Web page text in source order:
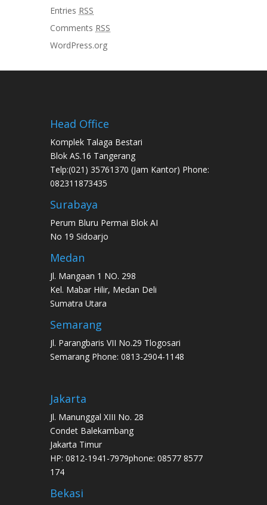
Entries RSS
Comments RSS
WordPress.org
Head Office
Komplek Talaga Bestari
Blok AS.16 Tangerang
Telp:(021) 35761370 (Jam Kantor) Phone:
082311873435
Surabaya
Perum Bluru Permai Blok AI
No 19 Sidoarjo
Medan
Jl. Mangaan 1 NO. 298
Kel. Mabar Hilir, Medan Deli
Sumatra Utara
Semarang
Jl. Parangbaris VII No.29 Tlogosari
Semarang Phone: 0813-2904-1148
Jakarta
Jl. Manunggal XIII No. 28
Condet Balekambang
Jakarta Timur
HP: 0812-1941-7979phone: 08577 8577
174
Bekasi